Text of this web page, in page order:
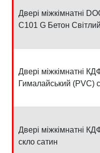
Двері міжкімнатні
C101 G Бетон
Двері міжкімнатні
Гималайський (PVC)
Двері міжкімнатні
скло сатин